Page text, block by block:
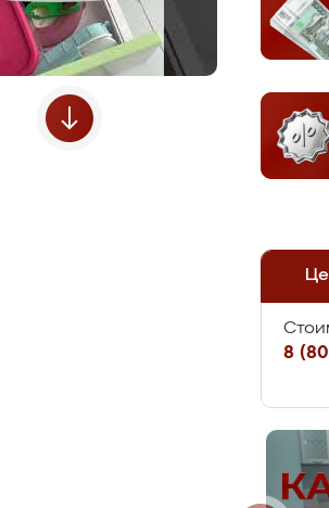
8